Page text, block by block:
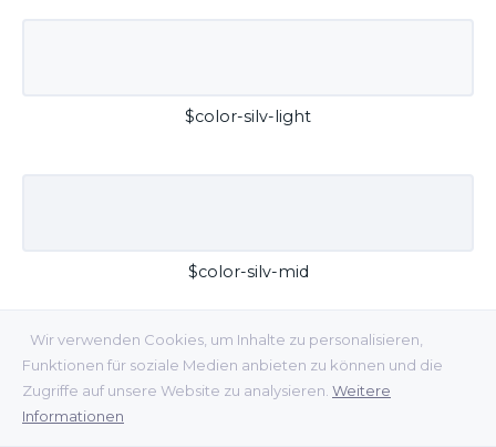
Wir verwenden Cookies, um Inhalte zu personalisieren,
Funktionen für soziale Medien anbieten zu können und die
Zugriffe auf unsere Website zu analysieren. Weitere
Informationen
$color-silv-light
$color-silv-mid